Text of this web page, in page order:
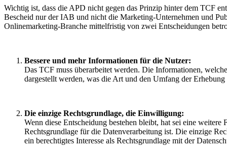
Wichtig ist, dass die APD nicht gegen das Prinzip hinter dem TCF
Bescheid nur der IAB und nicht die Marketing-Unternehmen und
Onlinemarketing-Branche mittelfristig von zwei Entscheidungen
Bessere und mehr Informationen für die Nutzer:
Das TCF muss überarbeitet werden. Die Informationen,
dargestellt werden, was die Art und den Umfang der
Die einzige Rechtsgrundlage, die Einwilligung:
Wenn diese Entscheidung bestehen bleibt, hat sei eine
Rechtsgrundlage für die Datenverarbeitung ist. Die einzige
ein berechtigtes Interesse als Rechtsgrundlage mit der